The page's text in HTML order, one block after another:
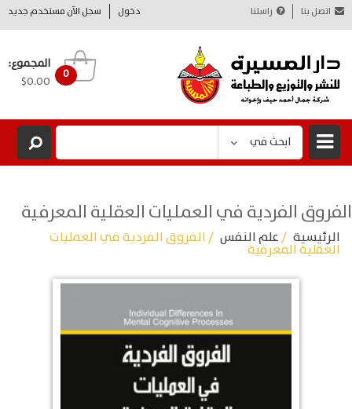
دخول سجل الآن مستخدم جديد اتصل بنا راسلنا
0
المجموع:
$0.00
ابحث في
الفروق الفردية في العمليات العقلية المعرفية
الرئيسية /علم النفس / الفروق الفردية في العمليات
العقلية المعرفية